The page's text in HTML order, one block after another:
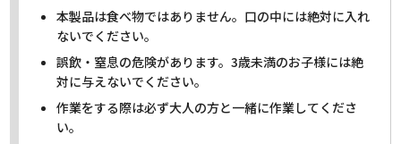
本製品は食べ物ではありません。口の中には絶対に入れ
ないでください。
誤飲・窒息の危険があります。3歳未満のお子様には絶
対に与えないでください。
作業をする際は必ず大人の方と一緒に作業してくださ
い。